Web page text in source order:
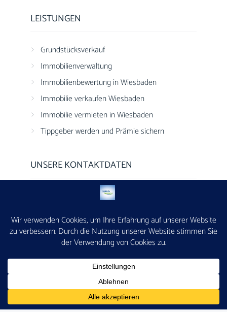
LEISTUNGEN
Grundstücksverkauf
Immobilienverwaltung
Immobilienbewertung in Wiesbaden
Immobilie verkaufen Wiesbaden
Immobilie vermieten in Wiesbaden
Tippgeber werden und Prämie sichern
UNSERE KONTAKTDATEN
65185 Wiesbaden
(0611) 50589924
info@debus-immobilien.de